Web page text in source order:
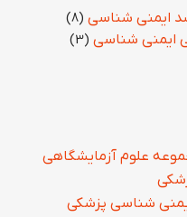
ایمنی شناسی (8)
ایمنی شناسی (3)
علوم آزمایشگاهی
ایمنی شناسی پزشکی